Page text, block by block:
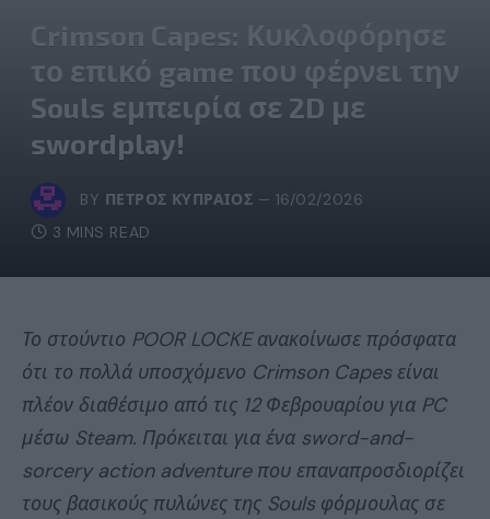
Crimson Capes: Κυκλοφόρησε
το επικό game που φέρνει την
Souls εμπειρία σε 2D με
swordplay!
BY ΠΈΤΡΟΣ ΚΥΠΡΑΊΟΣ
16/02/2026
3 MINS READ
Το στούντιο POOR LOCKE ανακοίνωσε πρόσφατα
ότι το πολλά υποσχόμενο Crimson Capes είναι
πλέον διαθέσιμο από τις 12 Φεβρουαρίου για PC
μέσω Steam. Πρόκειται για ένα sword-and-
sorcery action adventure που επαναπροσδιορίζει
τους βασικούς πυλώνες της Souls φόρμουλας σε